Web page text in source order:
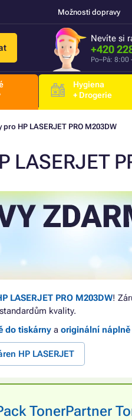
Možnosti dopravy
Nevíte si
+420
Po–Pá: 8:00
Hygiena
+ Drogerie
pro HP LASERJET PRO M203DW
LASERJET
LASERJET PRO M203DW!
kvality.
do tiskárny a originální
HP LASERJET
TonerPartner